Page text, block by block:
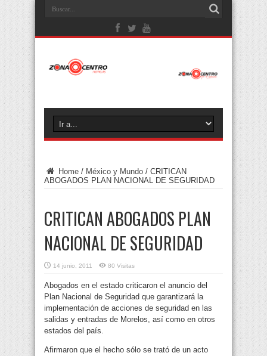
Home / México y Mundo / CRITICAN
ABOGADOS PLAN NACIONAL DE SEGURIDAD
CRITICAN ABOGADOS PLAN
NACIONAL DE SEGURIDAD
14 junio, 2011 80 Visitas
Abogados en el estado criticaron el anuncio del
Plan Nacional de Seguridad que garantizará la
implementación de acciones de seguridad en las
salidas y entradas de Morelos, así como en otros
estados del país.
Afirmaron que el hecho sólo se trató de un acto